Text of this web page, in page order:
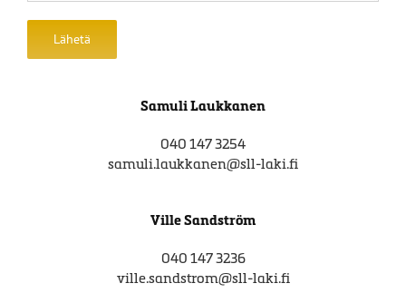
Samuli Laukkanen
040 147 3254
samuli.laukkanen@sll-laki.fi
Ville Sandström
040 147 3236
ville.sandstrom@sll-laki.fi